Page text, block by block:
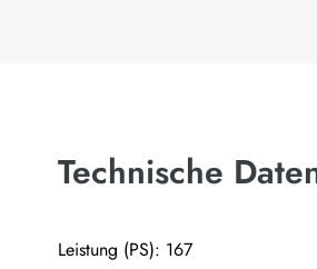
Technische
Leistung (PS): 167